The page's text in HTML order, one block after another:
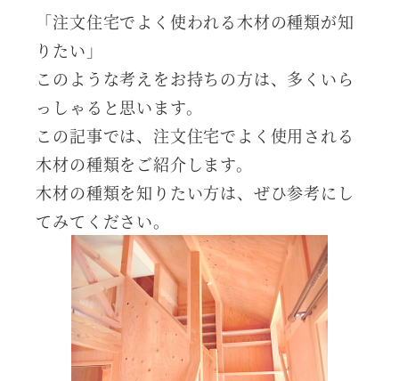
「注文住宅でよく使われる木材の種類が知
りたい」
このような考えをお持ちの方は、多くいら
っしゃると思います。
この記事では、注文住宅でよく使用される
木材の種類をご紹介します。
木材の種類を知りたい方は、ぜひ参考にし
てみてください。